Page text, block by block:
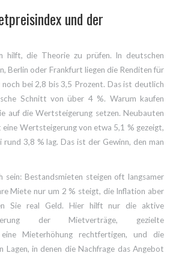
und der
hilft, die Theorie zu prüfen. In deutschen
Berlin oder Frankfurt liegen die Renditen für
bei 2,8 bis 3,5 Prozent. Das ist deutlich
Schnitt von über 4 %. Warum kaufen
auf die Wertsteigerung setzen. Neubauten
Wertsteigerung von etwa 5,1 % gezeigt,
3,8 % lag. Das ist der Gewinn, den man
sein: Bestandsmieten steigen oft langsamer
Miete nur um 2 % steigt, die Inflation aber
Sie real Geld. Hier hilft nur die aktive
der Mietverträge, gezielte
eine Mieterhöhung rechtfertigen, und die
Lagen, in denen die Nachfrage das Angebot